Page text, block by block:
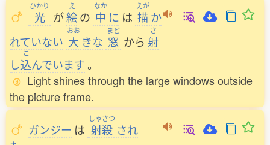
ひかり
光 が
え
絵の
なか
中 に は
えが
描か
れていない
おお
大 きな
まど
窓 から
さ
射
し
こ
込んでいます。
Light shines through the large windows outside
the picture frame.
ガンジー は
しゃさつ
射殺 され